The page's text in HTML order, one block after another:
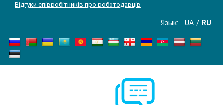
Відгуки співробітників про роботодавців
Язык: UA RU